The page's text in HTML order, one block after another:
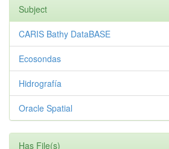
Subject
CARIS Bathy DataBASE
Ecosondas
Hidrografía
Oracle Spatial
Has File(s)